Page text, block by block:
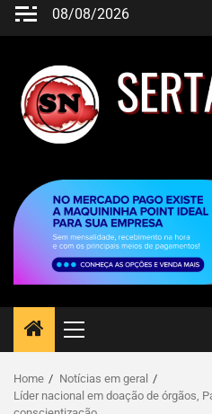
08/08/2026
Home
Notícias em geral
Líder nacional em doação de órgãos,